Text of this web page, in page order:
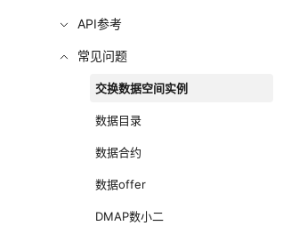
API参考
常见问题
交换数据空间实例
数据目录
数据合约
数据offer
DMAP数小二